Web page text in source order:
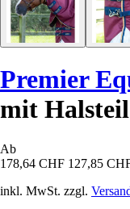
Premier
mit
Ab
178,64 CHF 127,85
inkl. MwSt. zzgl.